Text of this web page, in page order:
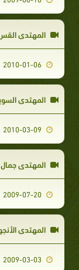
المهتدي
المهتدي
المهتدى جمال
المهتدي